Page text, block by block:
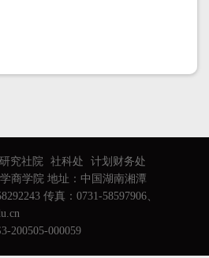
研究社院 社科处
计划财务处
商学院 地址：中国湖南湘潭
传真：0731-58597906、
200505-000059